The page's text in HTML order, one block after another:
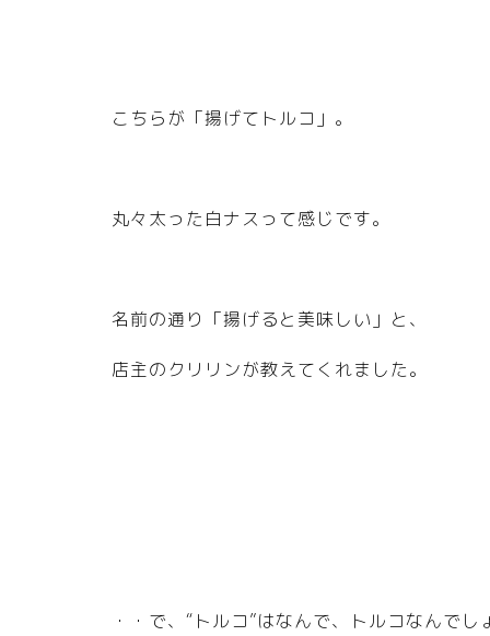
jp
lo
b
s/
di
こちらが「揚げてトルコ」。
丸々太った白ナスって感じです。
名前の通り「揚げると美味しい」と、
店主のクリリンが教えてくれました。
・・で、“トルコ”はなんで、トルコなんでし